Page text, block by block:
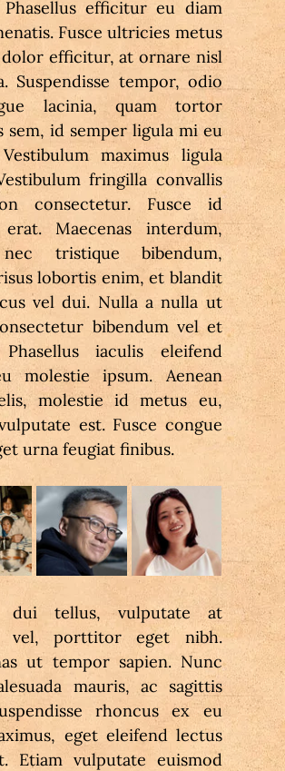
Phasellus efficitur eu diam
Fusce ultricies metus
efficitur, at ornare nisl
Suspendisse tempor, odio
lacinia, quam tortor
sem, id semper ligula mi eu
maximus ligula
fringilla convallis
consectetur. Fusce id
Maecenas interdum,
tristique bibendum,
lobortis enim, et blandit
vel dui. Nulla a nulla ut
bibendum vel et
iaculis eleifend
molestie ipsum. Aenean
molestie id metus eu,
est. Fusce congue
urna feugiat finibus.
dui tellus, vulputate at
vel, porttitor eget nibh.
ut tempor sapien. Nunc
mauris, ac sagittis
rhoncus ex eu
eget eleifend lectus
Etiam vulputate euismod